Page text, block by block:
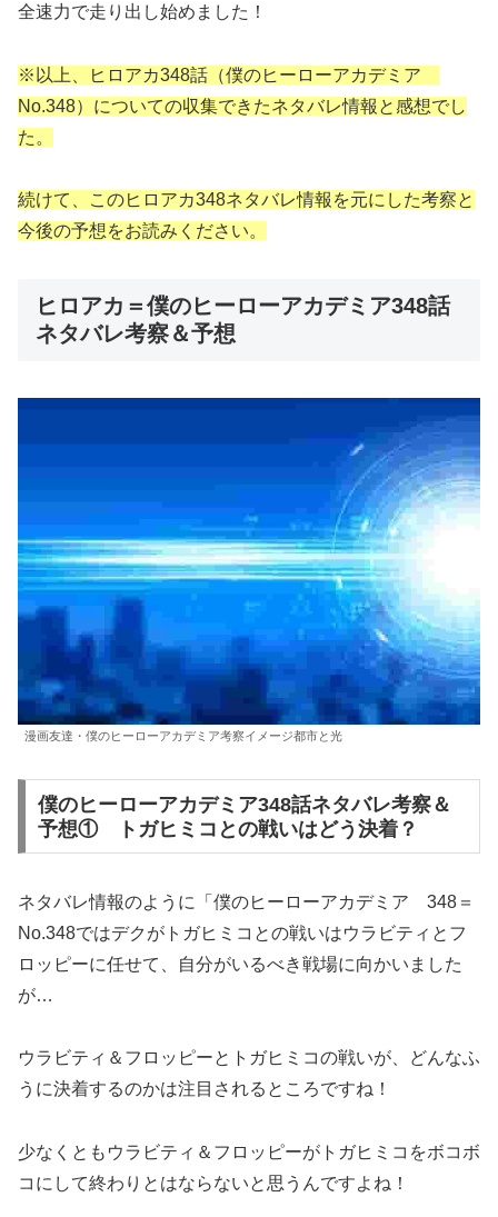
全速力で走り出し始めました！
※以上、ヒロアカ348話（僕のヒーローアカデミア
No.348）についての収集できたネタバレ情報と感想でし
た。
続けて、このヒロアカ348ネタバレ情報を元にした考察と
今後の予想をお読みください。
ヒロアカ＝僕のヒーローアカデミア348話
ネタバレ考察＆予想
漫画友達・僕のヒーローアカデミア考察イメージ都市と光
僕のヒーローアカデミア348話ネタバレ考察＆
予想① トガヒミコとの戦いはどう決着？
ネタバレ情報のように「僕のヒーローアカデミア 348＝
No.348ではデクがトガヒミコとの戦いはウラビティとフ
ロッピーに任せて、自分がいるべき戦場に向かいました
が…
ウラビティ＆フロッピーとトガヒミコの戦いが、どんなふ
うに決着するのかは注目されるところですね！
少なくともウラビティ＆フロッピーがトガヒミコをボコボ
コにして終わりとはならないと思うんですよね！